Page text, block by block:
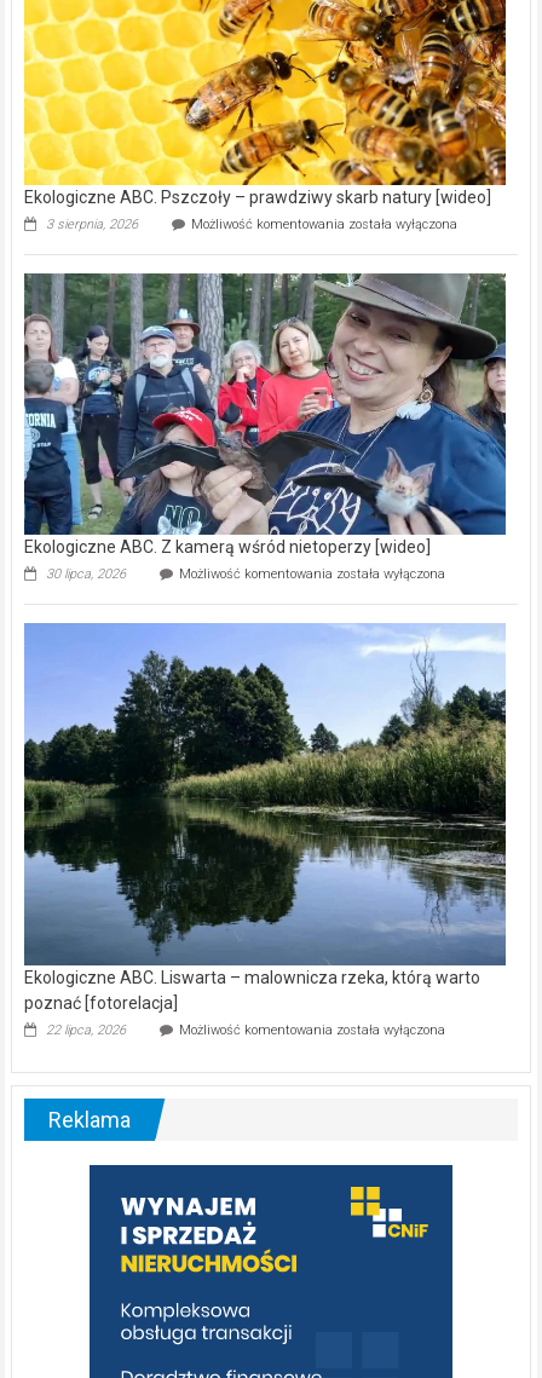
ponad
15,6
mln
na
modernizację
oczyszczalni
ścieków
[wideo]
Ekologiczne ABC. Pszczoły – prawdziwy skarb natury [wideo]
3 sierpnia, 2026 Możliwość komentowania Ekologiczne
–
prawdziwy
skarb
natury
[wideo]
została wyłączona
Ekologiczne ABC. Z kamerą wśród nietoperzy [wideo]
30 lipca, 2026 Możliwość komentowania Ekologiczne
kamerą
wśród
została wyłączona
Ekologiczne ABC. Liswarta – malownicza rzeka, którą warto
poznać [fotorelacja]
22 lipca, 2026 Możliwość komentowania Ekologiczne
–
warto
poznać
[fotorelacja]
została wyłączona
Reklama